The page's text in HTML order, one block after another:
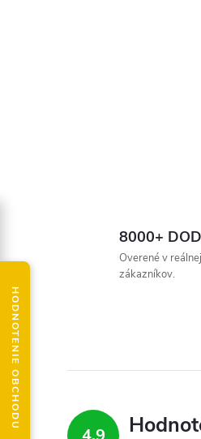
8000+
Overené v
zákazníkov.
HODNOTENIE OBCHODU